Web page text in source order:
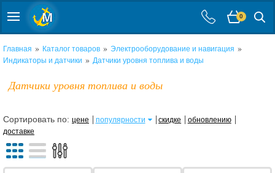
0
Главная » Каталог товаров » Электрооборудование и навигация »
Индикаторы и датчики » Датчики уровня топлива и воды
Датчики уровня топлива и воды
Сортировать по: цене популярности скидке
обновлению
доставке